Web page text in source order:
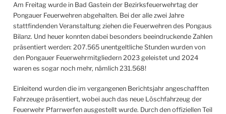
Am Freitag wurde in Bad Gastein der Bezirksfeuerwehrtag der
Pongauer Feuerwehren abgehalten. Bei der alle zwei Jahre
stattfindenden Veranstaltung ziehen die Feuerwehren des Pongaus
Bilanz. Und heuer konnten dabei besonders beeindruckende Zahlen
präsentiert werden: 207.565 unentgeltliche Stunden wurden von
den Pongauer Feuerwehrmitgliedern 2023 geleistet und 2024
waren es sogar noch mehr, nämlich 231.568!
Einleitend wurden die im vergangenen Berichtsjahr angeschafften
Fahrzeuge präsentiert, wobei auch das neue Löschfahrzeug der
Feuerwehr Pfarrwerfen ausgestellt wurde. Durch den offiziellen Teil